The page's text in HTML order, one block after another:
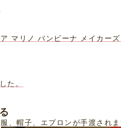
マリノ バンビーナ メイカー
た。
、帽子、エプロンが手渡され